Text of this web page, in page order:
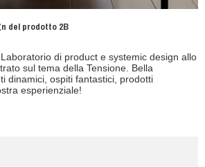
del prodotto 2B
di product e systemic design allo
sul tema della Tensione. Bella
dinamici, ospiti fantastici, prodotti
esperienziale!